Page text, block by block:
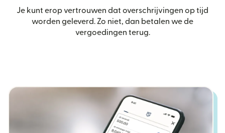
Je kunt erop vertrouwen dat overschrijvingen op tijd
worden geleverd. Zo niet, dan betalen we de
vergoedingen terug.